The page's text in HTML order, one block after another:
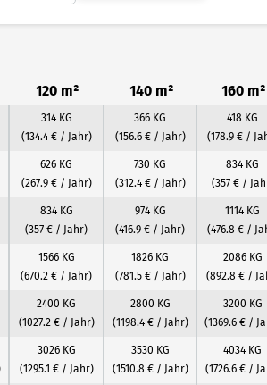
120 m² 140 m² 160 m²
314 KG
(134.4 € / Jahr)
366 KG
(156.6 € / Jahr)
418 KG
(178.9 € /
626 KG
(267.9 € / Jahr)
730 KG
(312.4 € / Jahr)
834 KG
(357 € /
834 KG
(357 € / Jahr)
974 KG
(416.9 € / Jahr)
1114 KG
(476.8 € /
1566 KG
(670.2 € / Jahr)
1826 KG
(781.5 € / Jahr)
2086 KG
(892.8 € /
2400 KG
(1027.2 € / Jahr)
2800 KG
(1198.4 € / Jahr)
3200 KG
(1369.6 € /
3026 KG
(1295.1 € / Jahr)
3530 KG
(1510.8 € / Jahr)
4034 KG
(1726.6 € /